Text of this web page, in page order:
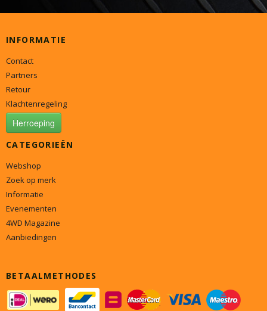
INFORMATIE
Contact
Partners
Retour
Klachtenregeling
Herroeping
CATEGORIEËN
Webshop
Zoek op merk
Informatie
Evenementen
4WD Magazine
Aanbiedingen
BETAALMETHODES